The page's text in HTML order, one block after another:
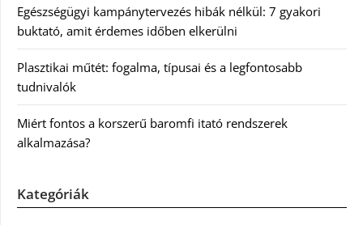
Egészségügyi kampánytervezés hibák nélkül: 7 gyakori
buktató, amit érdemes időben elkerülni
Plasztikai műtét: fogalma, típusai és a legfontosabb
tudnivalók
Miért fontos a korszerű baromfi itató rendszerek
alkalmazása?
Kategóriák